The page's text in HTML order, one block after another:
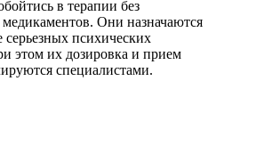
в терапии без
медикаментов. Они назначаются
серьезных психических
этом их дозировка и прием
специалистами.